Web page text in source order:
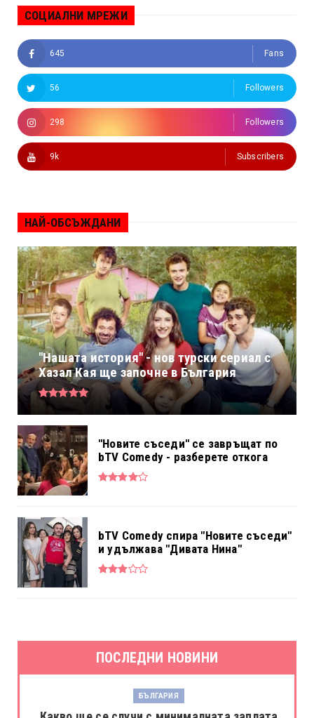
СОЦИАЛНИ МРЕЖИ
645 Fans
56 Followers
298 Followers
9k Subscribers
НАЙ-ОБСЪЖДАНИ
"Нашата история" - нов турски сериал с
Хазал Кая ще започне в България
"Новите съседи" се завръщат по
bTV Comedy - разберете откога
bTV Comedy спира "Новите съседи"
и удължава "Дивата Нина"
ПОСЛЕДНИ НОВИНИ
БЪЛГАРИЯ